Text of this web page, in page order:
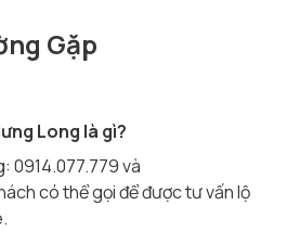
Gặp
Long là gì?
0914.077.779 và
có thể gọi để được tư vấn lộ